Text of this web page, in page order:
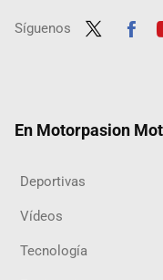
Síguenos
En Motorpasion
Deportivas
Vídeos
Tecnología